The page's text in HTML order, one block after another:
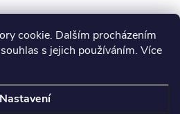
cookie. Dalším procházením
s jejich používáním. Více
Nastavení